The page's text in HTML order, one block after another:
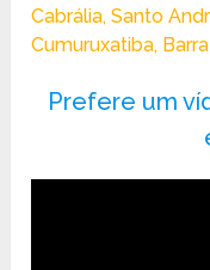
Cabrália, Santo
Cumuruxatiba,
Prefere um